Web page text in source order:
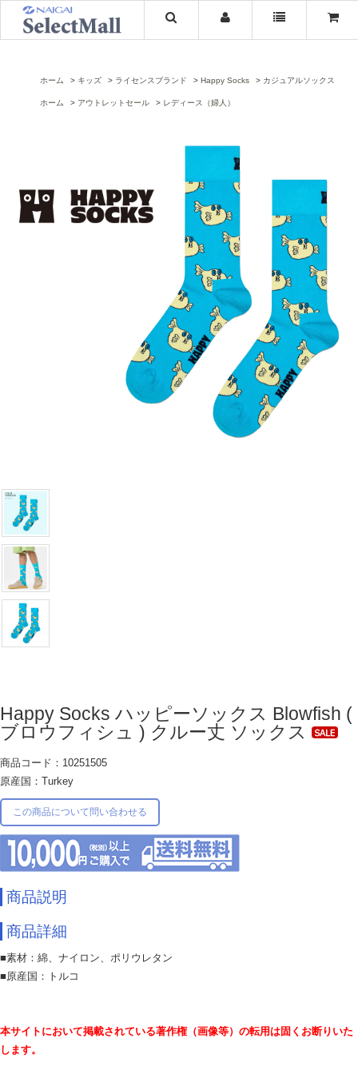
ホーム キッズ ライセンスブランド Happy Socks カジュアルソックス
ホーム アウトレットセール レディース（婦人）
Happy Socks ハッピーソックス Blowfish (
ブロウフィシュ ) クルー丈 ソックス
商品コード：10251505
原産国：Turkey
この商品について問い合わせる
商品説明
商品詳細
■素材：綿、ナイロン、ポリウレタン
■原産国：トルコ
本サイトにおいて掲載されている著作権（画像等）の転用は固くお断りいた
します。